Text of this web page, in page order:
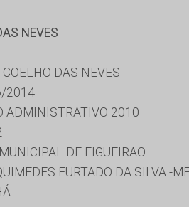
NEVES
DAS NEVES
2014
ADMINISTRATIVO 2010
DE FIGUEIRAO
FURTADO DA SILVA -